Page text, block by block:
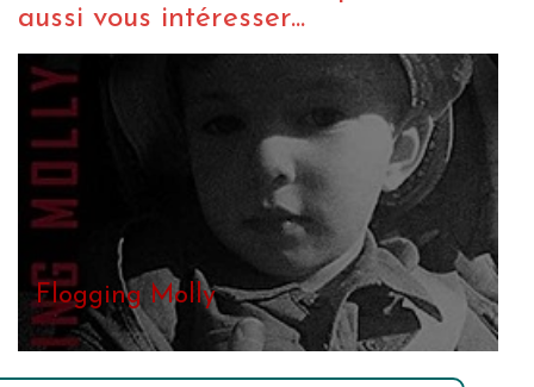
aussi vous intéresser...
Flogging Molly